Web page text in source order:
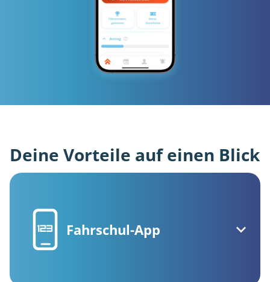
Deine Vorteile auf einen Blick
Fahrschul-App